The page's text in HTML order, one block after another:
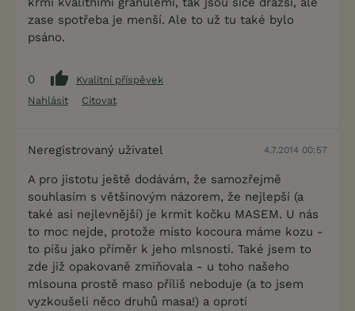
zase spotřeba je menší. Ale to už tu také bylo
psáno.
0
Kvalitní příspěvek
Nahlásit
Citovat
Neregistrovaný uživatel 4.7.2014 00:57
A pro jistotu ještě dodávám, že samozřejmě
souhlasím s většinovým názorem, že nejlepší (a
také asi nejlevnější) je krmit kočku MASEM. U nás
to moc nejde, protože místo kocoura máme kozu -
to píšu jako příměr k jeho mlsnosti. Také jsem to
zde již opakovaně zmiňovala - u toho našeho
mlsouna prostě maso příliš neboduje (a to jsem
vyzkoušeli něco druhů masa!) a oproti